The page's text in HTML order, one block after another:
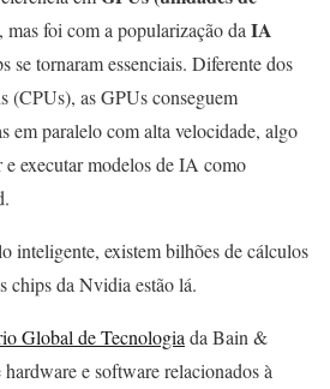
, mas foi com a popularização da IA
se tornaram essenciais. Diferente dos
(CPUs), as GPUs conseguem
em paralelo com alta velocidade, algo
e executar modelos de IA como
inteligente, existem bilhões de cálculos
chips da Nvidia estão lá.
Global de Tecnologia da Bain &
e software relacionados à